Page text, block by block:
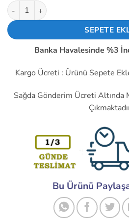
Termostat Kontrollü Uzun 3
SEPETE
Banka Havalesinde %3
Kargo Ücreti : Ürünü Sepete
Sağda Gönderim Ücreti Altında
Bu Ürünü